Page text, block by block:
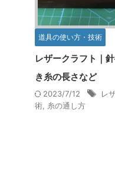
道具の使い方・技術
レザークラフト｜
き糸の長さなど
2023/7/12 レ
術, 糸の通し方